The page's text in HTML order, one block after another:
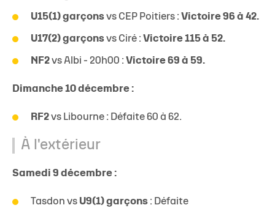
U15(1) garçons vs CEP Poitiers : Victoire 96 à 42.
U17(2) garçons vs Ciré : Victoire 115 à 52.
NF2 vs Albi - 20h00 : Victoire 69 à 59.
Dimanche 10 décembre :
RF2 vs Libourne : Défaite 60 à 62.
À l'extérieur
Samedi 9 décembre :
Tasdon vs U9(1) garçons : Défaite